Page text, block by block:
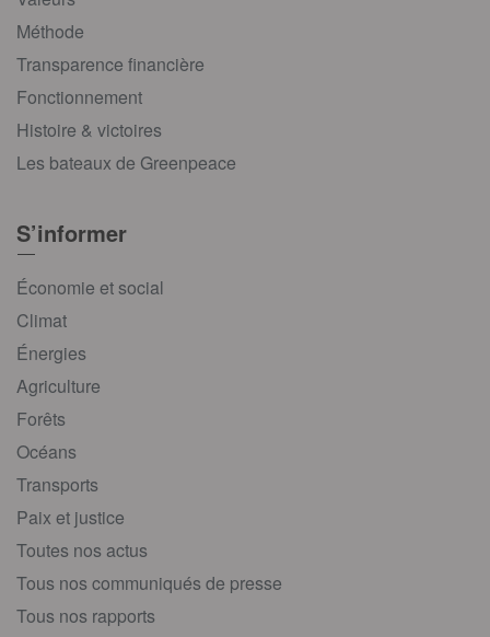
Méthode
Transparence financière
Fonctionnement
Histoire & victoires
Les bateaux de Greenpeace
S’informer
Économie et social
Climat
Énergies
Agriculture
Forêts
Océans
Transports
Paix et justice
Toutes nos actus
Tous nos communiqués de presse
Tous nos rapports